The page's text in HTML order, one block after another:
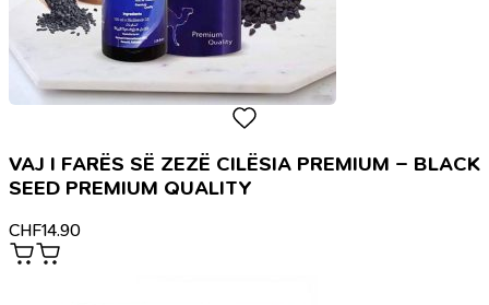
VAJ I FARËS SË ZEZË CILËSIA PREMIUM – BLACK
SEED PREMIUM QUALITY
CHF14.90